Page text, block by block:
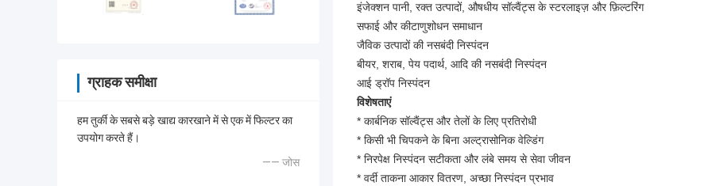
ग्राहक समीक्षा
हम तुर्की के सबसे बड़े खाद्य कारखाने में से एक में फिल्टर का
उपयोग करते हैं।
—— जोस
इंजेक्शन पानी, रक्त उत्पादों, औषधीय सॉल्वैंट्स के स्टरलाइज़ और फ़िल्टरिंग
सफाई और कीटाणुशोधन समाधान
जैविक उत्पादों की नसबंदी निस्पंदन
बीयर, शराब, पेय पदार्थ, आदि की नसबंदी निस्पंदन
आई ड्रॉप निस्पंदन
विशेषताएं
* कार्बनिक सॉल्वैंट्स और तेलों के लिए प्रतिरोधी
* किसी भी चिपकने के बिना अल्ट्रासोनिक वेल्डिंग
* निरपेक्ष निस्पंदन सटीकता और लंबे समय से सेवा जीवन
* वर्दी ताकना आकार वितरण, अच्छा निस्पंदन प्रभाव